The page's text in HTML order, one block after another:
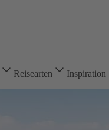
Reisearten Inspiration